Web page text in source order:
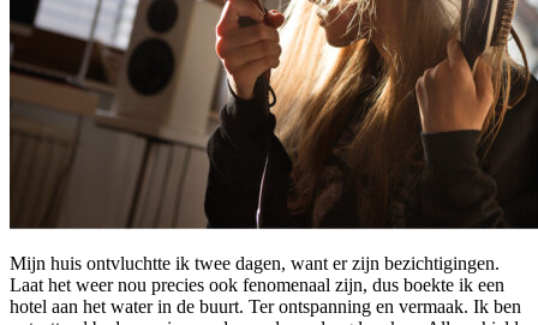
Mijn huis ontvluchtte ik twee dagen, want er zijn bezichtigingen.
Laat het weer nou precies ook fenomenaal zijn, dus boekte ik een
hotel aan het water in de buurt. Ter ontspanning en vermaak. Ik ben